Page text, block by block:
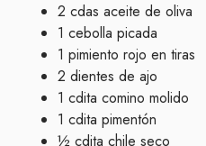
2 cdas aceite de oliva
1 cebolla picada
1 pimiento rojo en tiras
2 dientes de ajo
1 cdita comino molido
1 cdita pimentón
½ cdita chile seco